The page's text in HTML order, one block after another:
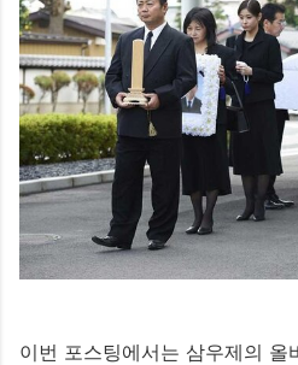
이번 포스팅에서는 삼우제의 올